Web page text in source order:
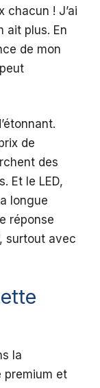
chacun ! J’ai
ait plus. En
de mon
de
des
Et le LED,
longue
réponse
surtout avec
la
premium et